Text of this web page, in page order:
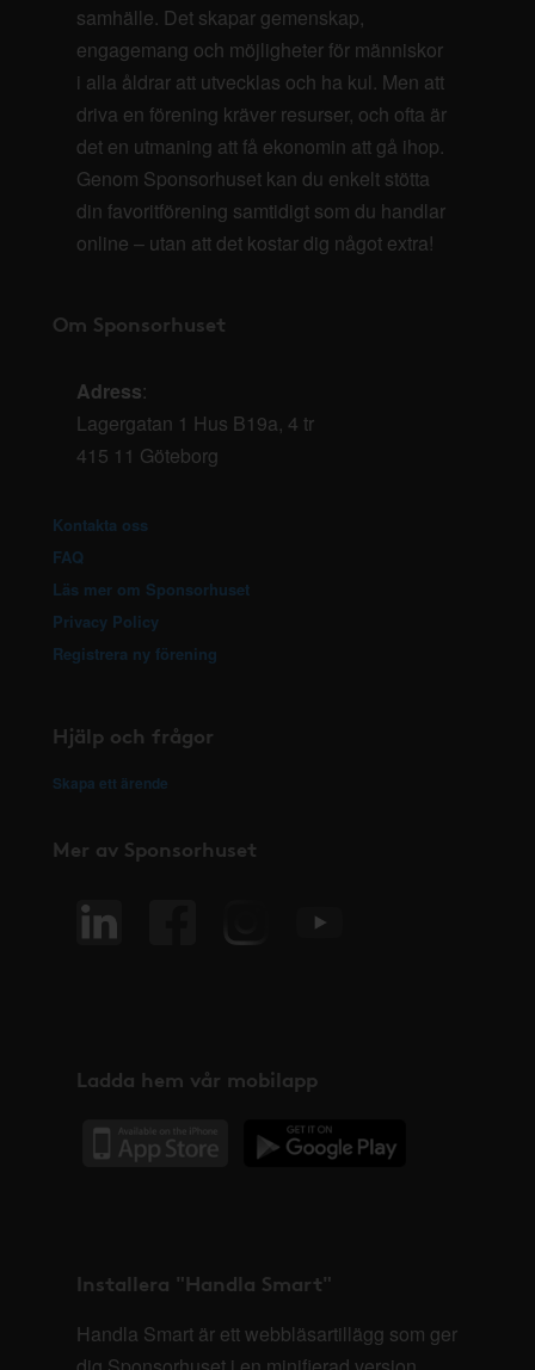
samhälle. Det skapar gemenskap,
engagemang och möjligheter för människor
i alla åldrar att utvecklas och ha kul. Men att
driva en förening kräver resurser, och ofta är
det en utmaning att få ekonomin att gå ihop.
Genom Sponsorhuset kan du enkelt stötta
din favoritförening samtidigt som du handlar
online – utan att det kostar dig något extra!
Om Sponsorhuset
Adress:
Lagergatan 1 Hus B19a, 4 tr
415 11 Göteborg
Kontakta oss
FAQ
Läs mer om Sponsorhuset
Privacy Policy
Registrera ny förening
Hjälp och frågor
Skapa ett ärende
Mer av Sponsorhuset
Ladda hem vår mobilapp
Installera "Handla Smart"
Handla Smart är ett webbläsartillägg som ger